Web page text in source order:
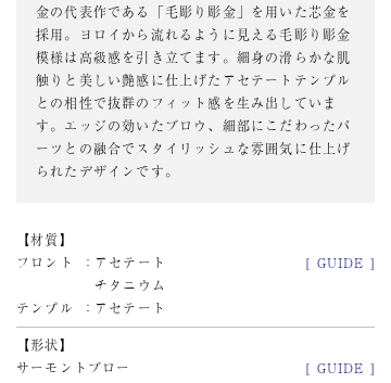
金の代表作である「毛彫り彫金」を用いた芯金を
採用。ヨロイから流れるように見える毛彫り彫金
模様は高級感を引き立てます。細身の滑らかな肌
触りと美しい艶感に仕上げたアセテートテンプル
との相性で抜群のフィット感を生み出していま
す。エッジの効いたブロウ、細部にこだわったパ
ーツとの融合でスタイリッシュな雰囲気に仕上げ
られたデザインです。
材質
[ GUIDE ]
フロント
アセテート
チタニウム
テンプル
アセテート
形状
[ GUIDE ]
サーモントブロー